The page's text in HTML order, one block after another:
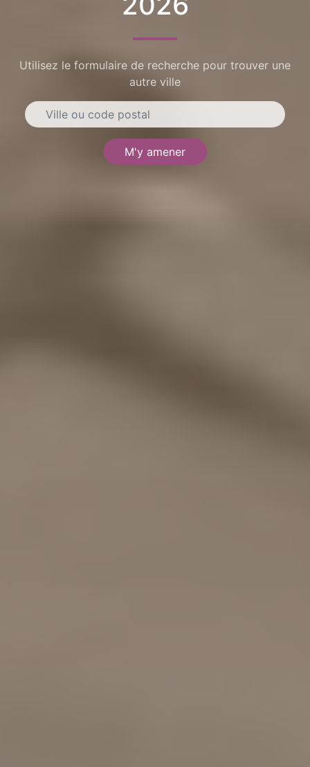
Utilisez le formulaire de recherche pour trouver une
autre ville
M'y amener